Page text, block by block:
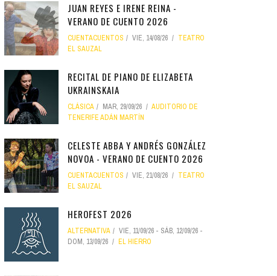
JUAN REYES E IRENE REINA -
VERANO DE CUENTO 2026
CUENTACUENTOS VIE, 14/08/26
TEATRO
EL SAUZAL
RECITAL DE PIANO DE ELIZABETA
UKRAINSKAIA
CLÁSICA MAR, 29/09/26
AUDITORIO DE
TENERIFE ADÁN MARTÍN
CELESTE ABBA Y ANDRÉS GONZÁLEZ
NOVOA - VERANO DE CUENTO 2026
CUENTACUENTOS VIE, 21/08/26
TEATRO
EL SAUZAL
HEROFEST 2026
ALTERNATIVA VIE, 11/09/26 - SÁB, 12/09/26 -
DOM, 13/09/26
EL HIERRO